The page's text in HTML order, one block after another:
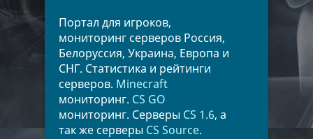
Портал для игроков,
мониторинг серверов Россия,
Белоруссия, Украина, Европа и
СНГ. Статистика и рейтинги
серверов. Minecraft
мониторинг. CS GO
мониторинг. Серверы CS 1.6, а
так же серверы CS Source.